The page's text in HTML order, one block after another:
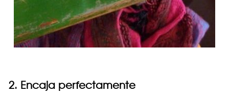
2. Encaja perfectamente